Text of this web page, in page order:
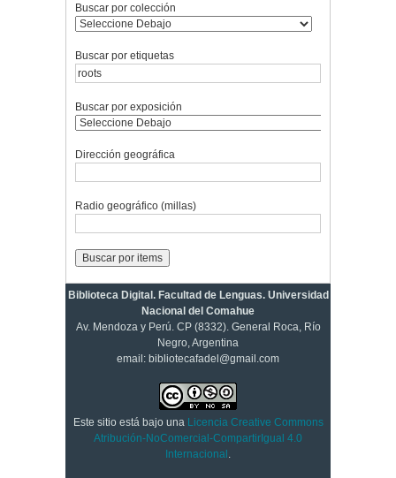
Buscar por colección
Buscar por etiquetas
Buscar por exposición
Dirección geográfica
Radio geográfico (millas)
Biblioteca Digital. Facultad de Lenguas. Universidad
Nacional del Comahue
Av. Mendoza y Perú. CP (8332). General Roca, Río
Negro, Argentina
email: bibliotecafadel@gmail.com
Este sitio está bajo una Licencia Creative Commons
Atribución-NoComercial-CompartirIgual 4.0
Internacional .